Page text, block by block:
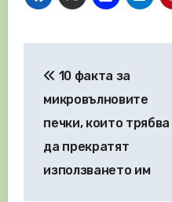
10 факта за
микровълновите
печки, които трябва
да прекратят
използването им